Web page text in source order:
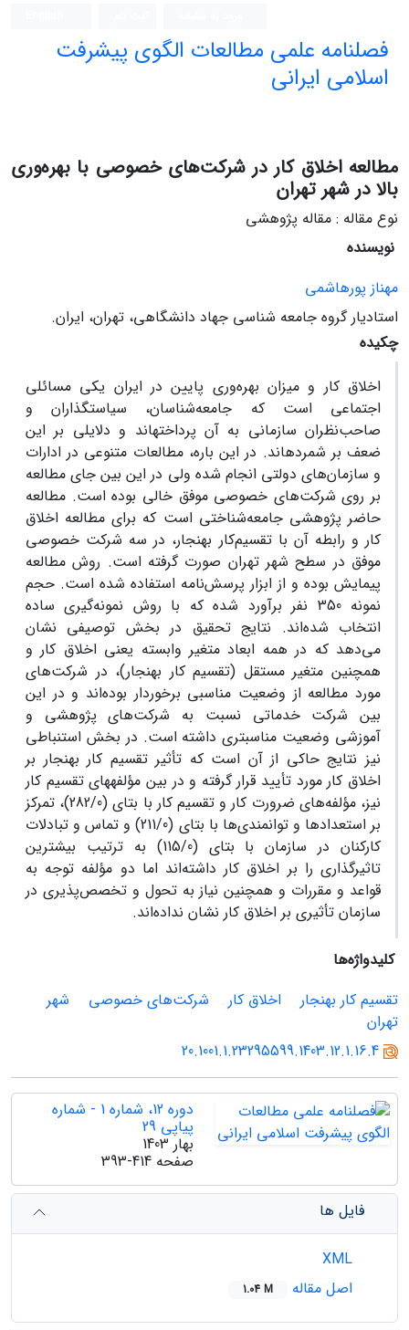
فصلنامه علمی مطالعات الگوی پیشرفت
اسلامی ایرانی
مطالعه اخلاق کار در شرکت‌های خصوصی با بهره‌وری
بالا در شهر تهران
نوع مقاله : مقاله پژوهشی
نویسنده
مهناز پورهاشمی
استادیار گروه جامعه شناسی جهاد دانشگاهی، تهران، ایران.
چکیده
اخلاق کار و میزان بهره‌وری پایین در ایران یکی مسائلی
اجتماعی است که جامعه‌شناسان، سیاستگذاران و
صاحب‌نظران سازمانی به آن پرداختهاند و دلایلی بر این
ضعف بر شمردهاند. در این باره، مطالعات متنوعی در ادارات
و سازمان‌های دولتی انجام شده ولی در این بین جای مطالعه
بر روی شرکت‌های خصوصی موفق خالی بوده است. مطالعه
حاضر پژوهشی جامعه‌شناختی است که برای مطالعه اخلاق
کار و رابطه آن با تقسیم‌کار بهنجار، در سه شرکت خصوصی
موفق در سطح شهر تهران صورت گرفته است. روش مطالعه
پیمایش بوده و از ابزار پرسش‌نامه استفاده شده است. حجم
نمونه 350 نفر برآورد شده که با روش نمونه‌گیری ساده
انتخاب شد‌ه‌اند. نتایج تحقیق در بخش توصیفی نشان
می‌دهد که در همه ابعاد متغیر وابسته یعنی اخلاق کار و
همچنین متغیر مستقل (تقسیم کار بهنجار)، در شرکت‌های
مورد مطالعه از وضعیت مناسبی برخوردار بوده‌اند و در این
بین شرکت‌ خدماتی نسبت به شرکت‌های پژوهشی و
آموزشی وضعیت مناسبتری داشته ‌است. در بخش استنباطی
نیز نتایج حاکی از آن است که تأثیر تقسیم کار بهنجار بر
اخلاق کار مورد تأیید قرار گرفته و در بین مؤلفه‎های تقسیم کار
نیز، مؤلفه‌‌های ضرورت کار و تقسیم کار با بتای (282/0)، تمرکز
بر استعدادها و توانمندی‌ها با بتای (211/0) و تماس و تبادلات
کارکنان در سازمان با بتای (115/0) به ترتیب بیشترین
تاثیرگذاری را بر اخلاق کار داشته‌اند اما دو مؤلفه توجه به
قواعد و مقررات و همچنین نیاز به تحول و تخصص‌پذیری در
سازمان تأثیری بر اخلاق کار نشان نداده‌اند.
کلیدواژه‌ها
تقسیم کار بهنجار
اخلاق کار شرکت‌های خصوصی
شهر
تهران
20.1001.1.23295599.1403.12.1.16.4
دوره 12، شماره 1 - شماره
پیاپی 29
بهار 1403
صفحه 393-414
فایل ها
اصل مقاله
1.04 M